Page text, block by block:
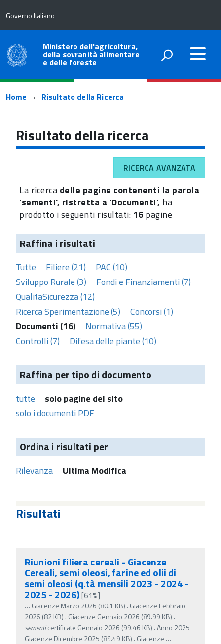
Governo Italiano
Ministero dell'agricoltura,
della sovranità alimentare
e delle foreste
Percorso
navigazione
Home Risultato della Ricerca
Risultato della ricerca
RICERCA AVANZATA
La ricerca delle pagine contenenti la parola
'sementi', ristretta a 'Documenti', ha
prodotto i seguenti risultati: 16 pagine
Raffina i risultati
Tutte Filiere (21)
PAC (10)
Sviluppo Rurale (3)
Fondi e Finanziamenti (7)
QualitaSicurezza (12)
Ricerca Sperimentazione (5)
Concorsi (1)
Documenti (16)
Normativa (55)
Controlli (7)
Difesa delle piante (10)
Raffina per tipo di documento
tutte
solo pagine del sito
solo i documenti PDF
Ordina i risultati per
Rilevanza Ultima Modifica
Risultati
Riunioni filiera cereali - Giacenze
Cereali, semi oleosi, farine ed olii di
semi oleosi (q.tà mensili 2023 - 2024 -
2025 - 2026)[61%]
… Giacenze Marzo 2026 (80.1 KB) . Giacenze Febbraio
2026 (82 KB) . Giacenze Gennaio 2026 (89.99 KB) .
sementicertificate Gennaio 2026 (99.46 KB) . Anno 2025
Giacenze Dicembre 2025 (89.49 KB) . Giacenze …